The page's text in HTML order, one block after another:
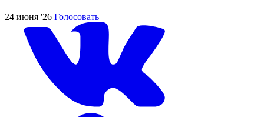
24 июня '26 Голосовать